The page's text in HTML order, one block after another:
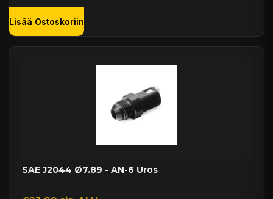
Lisää Ostoskoriin
SAE J2044 Ø7.89 - AN-6 Uros